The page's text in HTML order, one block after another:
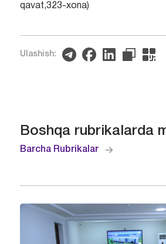
qavat,323-xona)
Ulashish:
Boshqa rubrikalarda
Barcha Rubrikalar